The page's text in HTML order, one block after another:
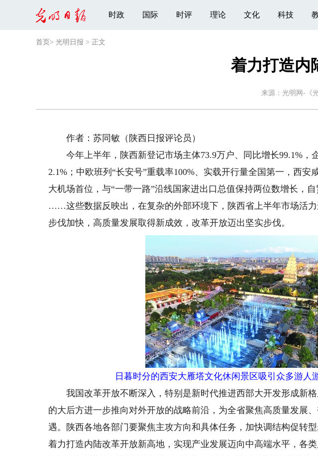
时政 国际 时评 理论 文化 科技
首页 > 光明日报 > 正文
着力打造内
来源： 光明网-《
作者：苏同敏（陕西日报评论员）
今年上半年，陕西新登记市场主体73.9万户、同比增长99.1%，
2.1%；中欧班列“长安号”重载率100%、实载开行量全国第一，西安
大机场首位，与“一带一路”沿线国家进出口总值保持两位数增长，
……这些数据反映出，在复杂的外部环境下，陕西省上半年市场活
步伐加快，高质量发展取得新成效，改革开放迈出坚实步伐。
日暮时分的西安大雁塔文化休闲景区吸引众多游人
我国改革开放不断深入，特别是新时代推进西部大开发形成新格
的大后方进一步推向对外开放的战略前沿，为全省聚焦高质量发展
遇。陕西各地各部门要聚焦主攻方向和具体任务，加快调结构促转
着力打造内陆改革开放新高地，实现产业发展迈向中高端水平，各